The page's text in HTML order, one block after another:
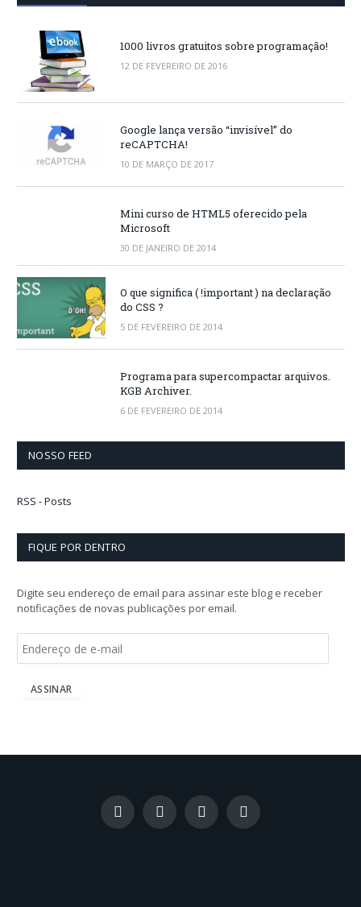
1000 livros gratuitos sobre programação!
12 DE FEVEREIRO DE 2016
Google lança versão “invisível” do
reCAPTCHA!
10 DE MARÇO DE 2017
Mini curso de HTML5 oferecido pela
Microsoft
30 DE JANEIRO DE 2014
O que significa ( !important ) na declaração
do CSS ?
5 DE FEVEREIRO DE 2014
Programa para supercompactar arquivos.
KGB Archiver.
6 DE FEVEREIRO DE 2014
NOSSO FEED
RSS - Posts
FIQUE POR DENTRO
Digite seu endereço de email para assinar este blog e receber
notificações de novas publicações por email.
ASSINAR
Facebook
X
(Twitter)
InstagramLinkedIn